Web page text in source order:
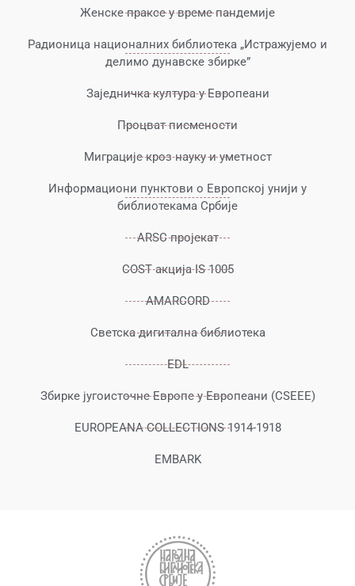
Женске праксе у време пандемије
Радионица националних библиотека „Истражујемо и
делимо дунавске збирке”
Заједничка култура у Европеани
Процват писмености
Миграције кроз науку и уметност
Информациони пунктови о Европској унији у
библиотекама Србије
ARSC пројекат
COST акција IS 1005
AMARCORD
Светска дигитална библиотекa
EDL
Збирке југоисточне Европе у Европеани (CSEEE)
EUROPEANA COLLECTIONS 1914-1918
EMBARK